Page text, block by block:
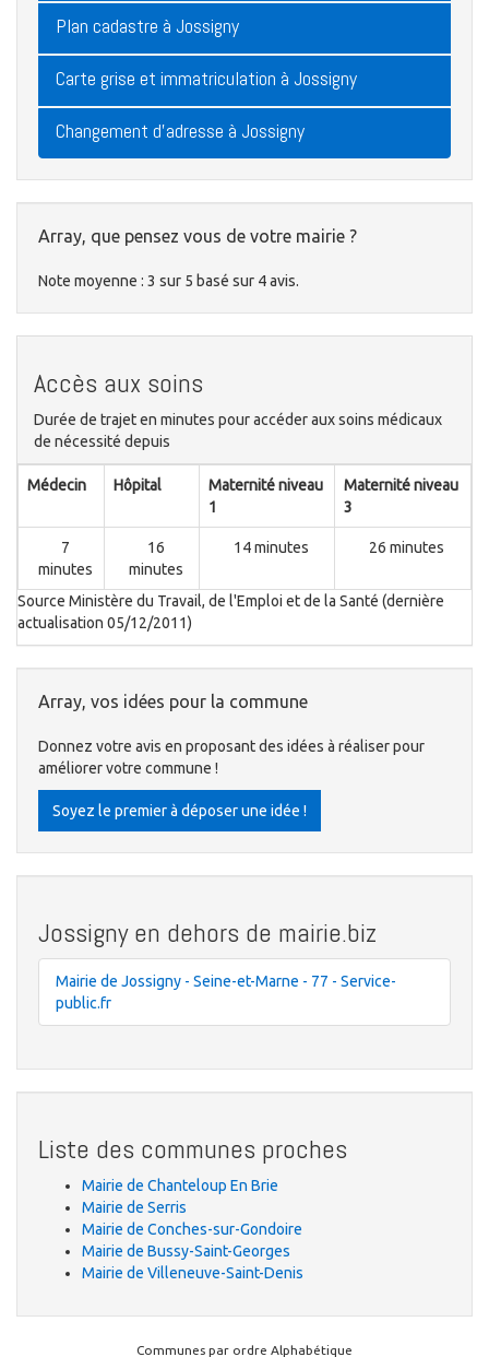
Plan cadastre à Jossigny
Carte grise et immatriculation à Jossigny
Changement d'adresse à Jossigny
Array, que pensez vous de votre mairie ?
Note moyenne : 3 sur 5 basé sur 4avis.
Accès aux soins
Durée de trajet en minutes pour accéder aux soins médicaux
de nécessité depuis
Médecin Hôpital
Maternité niveau
1
Maternité niveau
3
7
minutes
16
minutes
14 minutes 26 minutes
Source Ministère du Travail, de l'Emploi et de la Santé (dernière
actualisation 05/12/2011)
Array, vos idées pour la commune
Donnez votre avis en proposant des idées à réaliser pour
améliorer votre commune !
Soyez le premier à déposer une idée !
Jossigny en dehors de mairie.biz
Mairie de Jossigny - Seine-et-Marne - 77 - Service-
public.fr
Liste des communes proches
Mairie de Chanteloup En Brie
Mairie de Serris
Mairie de Conches-sur-Gondoire
Mairie de Bussy-Saint-Georges
Mairie de Villeneuve-Saint-Denis
Communes par ordre Alphabétique